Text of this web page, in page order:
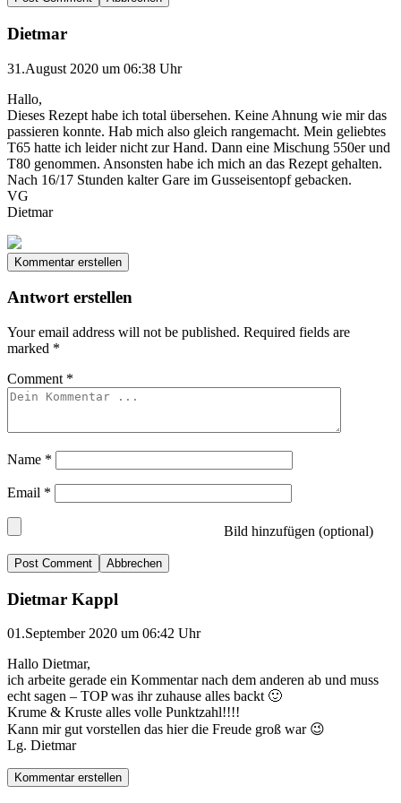
Dietmar
31.August 2020 um 06:38 Uhr
Hallo,
Dieses Rezept habe ich total übersehen. Keine Ahnung wie mir das
passieren konnte. Hab mich also gleich rangemacht. Mein geliebtes
T65 hatte ich leider nicht zur Hand. Dann eine Mischung 550er und
T80 genommen. Ansonsten habe ich mich an das Rezept gehalten.
Nach 16/17 Stunden kalter Gare im Gusseisentopf gebacken.
VG
Dietmar
Kommentar erstellen
Antwort erstellen
Your email address will not be published. Required fields are
marked *
Comment *
Name *
Email *
Bild hinzufügen (optional)
Abbrechen
Dietmar Kappl
01.September 2020 um 06:42 Uhr
Hallo Dietmar,
ich arbeite gerade ein Kommentar nach dem anderen ab und muss
echt sagen – TOP was ihr zuhause alles backt 🙂
Krume & Kruste alles volle Punktzahl!!!!
Kann mir gut vorstellen das hier die Freude groß war 😉
Lg. Dietmar
Kommentar erstellen